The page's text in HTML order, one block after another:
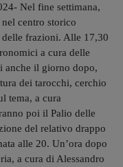
Nel fine settimana,
centro storico
frazioni. Alle 17,30
a cura delle
anche il giorno dopo,
dei tarocchi, cerchio
tema, a cura
poi il Palio delle
del relativo drappo
alle 20. Un’ora dopo
a cura di Alessandro